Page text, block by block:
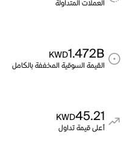
العملات المتداولة
1.472B
KWD
القيمة السوقية المخففة بالكامل
45.21
KWD
أعلى قيمة تداول